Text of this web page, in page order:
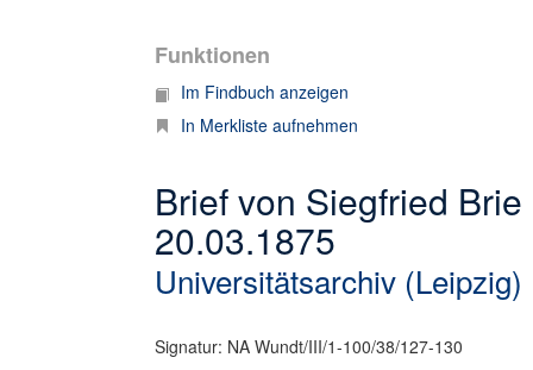
Funktionen
Im Findbuch anzeigen
In Merkliste aufnehmen
Brief von Siegfried
20.03.1875
Universitätsarchiv (Leipzig)
Signatur: NA Wundt/III/1-100/38/127-130